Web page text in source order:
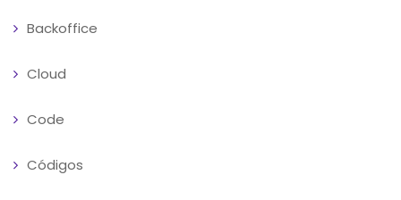
Backoffice
Cloud
Code
Códigos